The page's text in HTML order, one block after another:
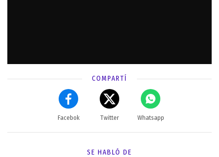
COMPARTÍ
Facebok Twitter Whatsapp
SE HABLÓ DE